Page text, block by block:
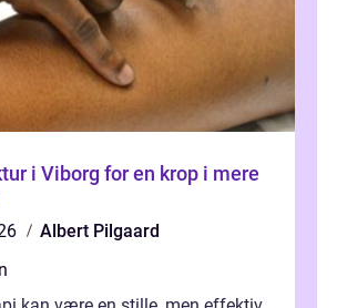
i Viborg for en krop i mere
Albert Pilgaard